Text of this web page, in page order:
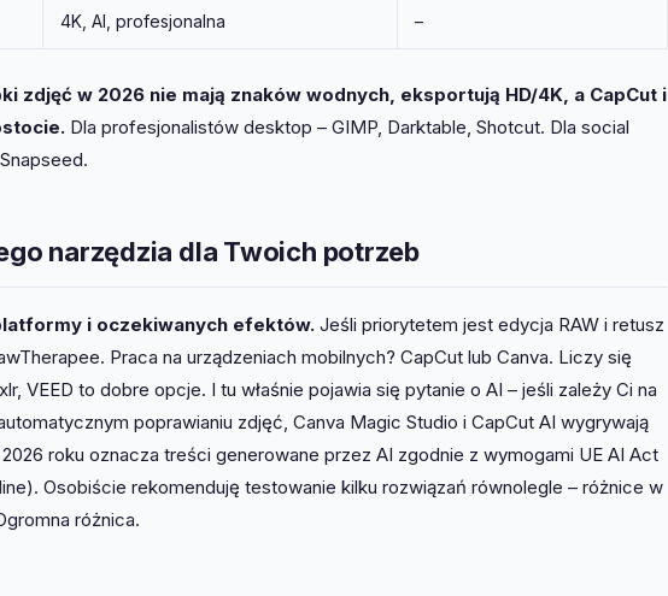
4K, AI, profesjonalna –
zdjęć w 2026 nie mają znaków wodnych, eksportują HD/4K, a CapCut i
Dla profesjonalistów desktop – GIMP, Darktable, Shotcut. Dla social
narzędzia dla Twoich potrzeb
i oczekiwanych efektów. Jeśli priorytetem jest edycja RAW i retusz
Praca na urządzeniach mobilnych? CapCut lub Canva. Liczy się
VEED to dobre opcje. I tu właśnie pojawia się pytanie o AI – jeśli zależy Ci na
poprawianiu zdjęć, Canva Magic Studio i CapCut AI wygrywają
roku oznacza treści generowane przez AI zgodnie z wymogami UE AI Act
Osobiście rekomenduję testowanie kilku rozwiązań równolegle – różnice w
różnica.